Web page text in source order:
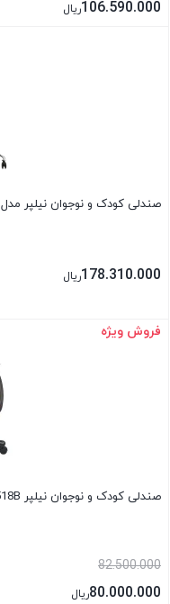
106.590.000ریال
صندلی کودک و نوجوان نیلپر مدل KCR241
178.310.000ریال
بستن
فروش ویژه
صندلی کودک و نوجوان نیلپر KCR518B
82.500.000
80.000.000ریال